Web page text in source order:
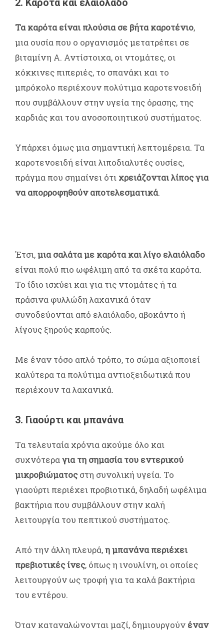
2. Καρότα και ελαιόλαδο
Τα καρότα είναι πλούσια σε βήτα καροτένιο,
μια ουσία που ο οργανισμός μετατρέπει σε
βιταμίνη Α. Αντίστοιχα, οι ντομάτες, οι
κόκκινες πιπεριές, το σπανάκι και το
μπρόκολο περιέχουν πολύτιμα καροτενοειδή
που συμβάλλουν στην υγεία της όρασης, της
καρδιάς και του ανοσοποιητικού συστήματος.
Υπάρχει όμως μια σημαντική λεπτομέρεια. Τα
καροτενοειδή είναι λιποδιαλυτές ουσίες,
πράγμα που σημαίνει ότι χρειάζονται λίπος για
να απορροφηθούν αποτελεσματικά.
Έτσι,μια σαλάτα με καρότα και λίγο ελαιόλαδο
είναι πολύ πιο ωφέλιμη από τα σκέτα καρότα.
Το ίδιο ισχύει και για τις ντομάτες ή τα
πράσινα φυλλώδη λαχανικά όταν
συνοδεύονται από ελαιόλαδο, αβοκάντο ή
λίγους ξηρούς καρπούς.
Με έναν τόσο απλό τρόπο, το σώμα αξιοποιεί
καλύτερα τα πολύτιμα αντιοξειδωτικά που
περιέχουν τα λαχανικά.
3. Γιαούρτι και μπανάνα
Τα τελευταία χρόνια ακούμε όλο και
συχνότεραγια τη σημασία του εντερικού
μικροβιώματοςστη συνολική υγεία. Το
γιαούρτι περιέχει προβιοτικά, δηλαδή ωφέλιμα
βακτήρια που συμβάλλουν στην καλή
λειτουργία του πεπτικού συστήματος.
Από την άλλη πλευρά,η μπανάνα περιέχει
πρεβιοτικές ίνες, όπως η ινουλίνη, οι οποίες
λειτουργούν ως τροφή για τα καλά βακτήρια
του εντέρου.
Όταν καταναλώνονται μαζί, δημιουργούν έναν